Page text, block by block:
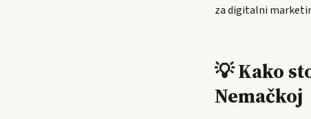
za digitalni
💡 Kako
Nemačkoj